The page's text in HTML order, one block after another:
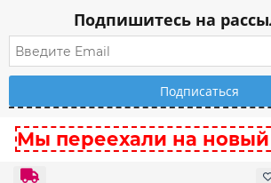
Подпишитесь на
Мы переехали на новый